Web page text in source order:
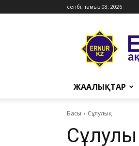
сенбі, тамыз 08, 2026
Ernur
Press
ЖАҢАЛЫҚТАР
Басы Сұлулық
Сұлулық